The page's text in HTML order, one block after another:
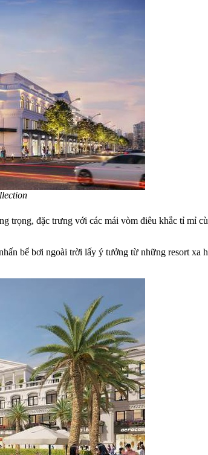
trọng, đặc trưng với các mái vòm điêu khắc tỉ mỉ
bể bơi ngoài trời lấy ý tưởng từ những resort